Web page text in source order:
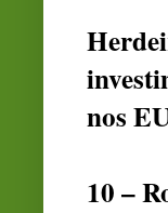
nos
10 –